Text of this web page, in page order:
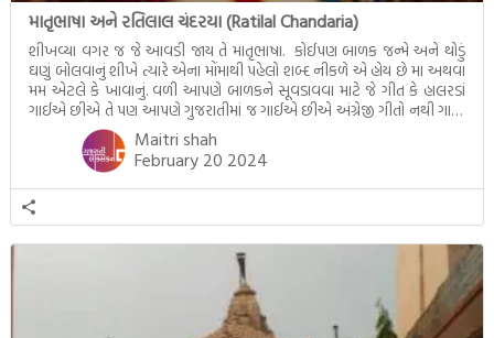
માતૃભાષા અને રતિલાલ ચંદરયા (Ratilal Chandaria)
શીખવ્યા વગર જ જે આવડી જાય તે માતૃભાષા. કોઈપણ બાળક જન્મે અને થોડું
ઘણું બોલવાનું શીખે ત્યારે એના મોંમાથી પહેલો શબ્દ નીકળે એ હોય છે મા અથવા
મમ એટલે કે ખાવાનું. વળી આપણે બાળકને સૂવડાવવા માટે જે ગીત કે હાલરડાં
ગાઈએ છીએ તે પણ આપણે ગુજરાતીમાં જ ગાઈએ છીએ અંગ્રેજી ગીતો નથી ગાતા.
આમ બાળકને […]
Maitri shah
February 20 2024